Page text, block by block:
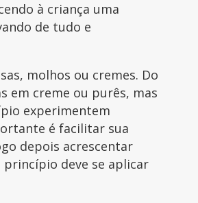
à criança uma
de tudo e
molhos ou cremes. Do
em creme ou purês, mas
experimentem
é facilitar sua
depois acrescentar
princípio deve se aplicar